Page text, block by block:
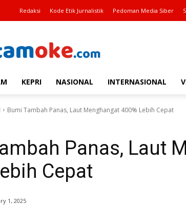
Redaksi Kode Etik Jurnalistik Pedoman Media Siber
KEPRI NASIONAL INTERNASIONAL
Bumi Tambah Panas, Laut Menghangat 400% Lebih Cepat
Panas, Laut
Cepat
1, 2025